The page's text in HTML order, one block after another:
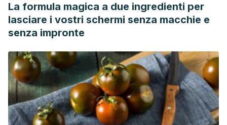
La formula magica a due ingredienti per
lasciare i vostri schermi senza macchie e
senza impronte